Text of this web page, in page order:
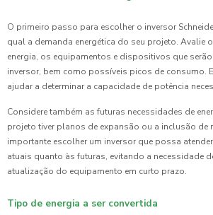
O primeiro passo para escolher o inversor
qual a demanda energética do seu projeto. Avalie
energia, os equipamentos e dispositivos que
inversor, bem como possíveis picos de consumo.
ajudar a determinar a capacidade de potência
Considere também as futuras necessidades de
projeto tiver planos de expansão ou a inclusão de
importante escolher um inversor que possa
atuais quanto às futuras, evitando a necessidade
atualização do equipamento em curto prazo.
Tipo de energia a ser convertida